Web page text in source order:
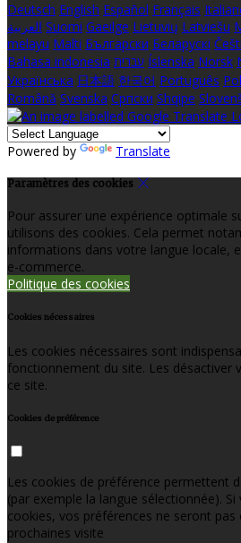
Deutsch English Español Français
العربية Suomi Gaeilge Lietuvių Latviešu
melayu Malti Български Беларускі
Bahasa indonesia עברית Íslenska Norsk
Українська 日本語 한국어 Português
Română Svenska Српски Shqipe
Powered by Translate
Paramètres des cookies
Pour assurer une expérience optimale
utilisons des cookies. Cela permet
informations dans votre langue locale,
e-commerce.
Politique des cookies
Cookies nécessaires
Les cookies nécessaires sont
fonctionnement du site. Les désactiver
ce site.
Cookies de préférence
Les cookies de préférence permettent
(par exemple la langue sélectionnée).
cookies, vos préférences ne seront pas
prochaines visite